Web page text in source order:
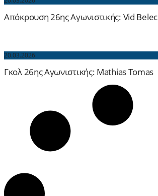
Απόκρουση 26ης Αγωνιστικής: Vid Belec
20.03.2026
Γκολ 26ης Αγωνιστικής: Mathias Tomas